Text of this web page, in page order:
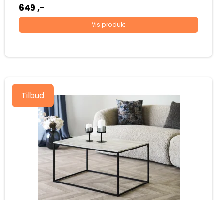
649 ,-
Vis produkt
Tilbud